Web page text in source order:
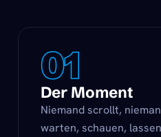
01
Der Moment
Niemand scrollt,
warten, schauen,